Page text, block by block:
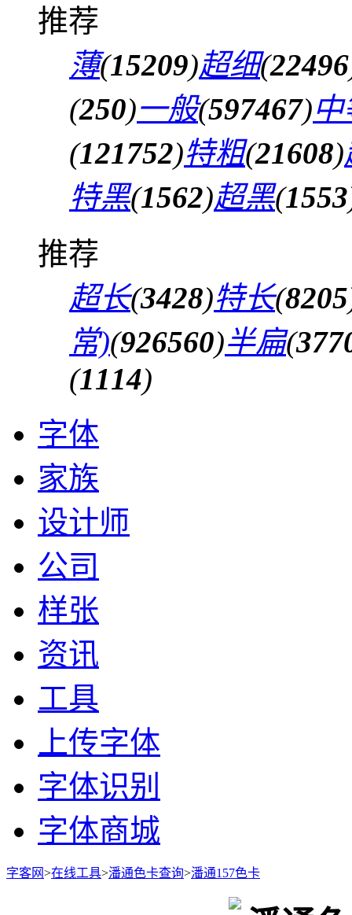
推荐
薄(15209)超细(22496
(250)一般(597467)
(121752)特粗(21608)
特黑(1562)超黑(1553
推荐
超长(3428)特长(8205
常)(926560)半扁(
(1114)
字体
家族
设计师
公司
样张
资讯
工具
上传字体
字体识别
字体商城
字客网>在线工具>潘通色卡查询>潘通157色卡